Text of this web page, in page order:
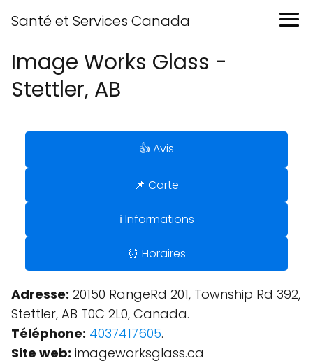
Santé et Services Canada
Image Works Glass -
Stettler, AB
👍 Avis
📌 Carte
ℹ️ Informations
⏰ Horaires
Adresse: 20150 RangeRd 201, Township Rd 392,
Stettler, AB T0C 2L0, Canada.
Téléphone: 4037417605.
Site web: imageworksglass.ca